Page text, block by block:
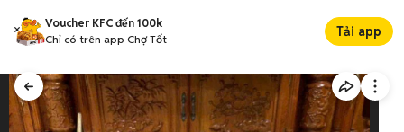
Voucher KFC đến 100k
Chỉ có trên app Chợ Tốt
Tải app